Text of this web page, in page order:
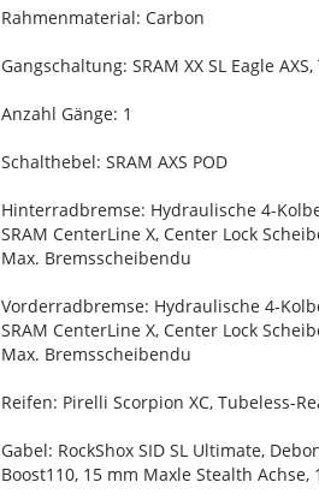
Rahmenmaterial: Carbon
Gangschaltung: SRAM XX SL Eagle
Anzahl Gänge: 1
Schalthebel: SRAM AXS POD
Hinterradbremse: Hydraulische 4-
SRAM CenterLine X, Center Lock
Max. Bremsscheibendu
Vorderradbremse: Hydraulische 4-
SRAM CenterLine X, Center Lock
Max. Bremsscheibendu
Reifen: Pirelli Scorpion XC, Tubeless-
Gabel: RockShox SID SL Ultimate,
Boost110, 15 mm Maxle Stealth Achse,